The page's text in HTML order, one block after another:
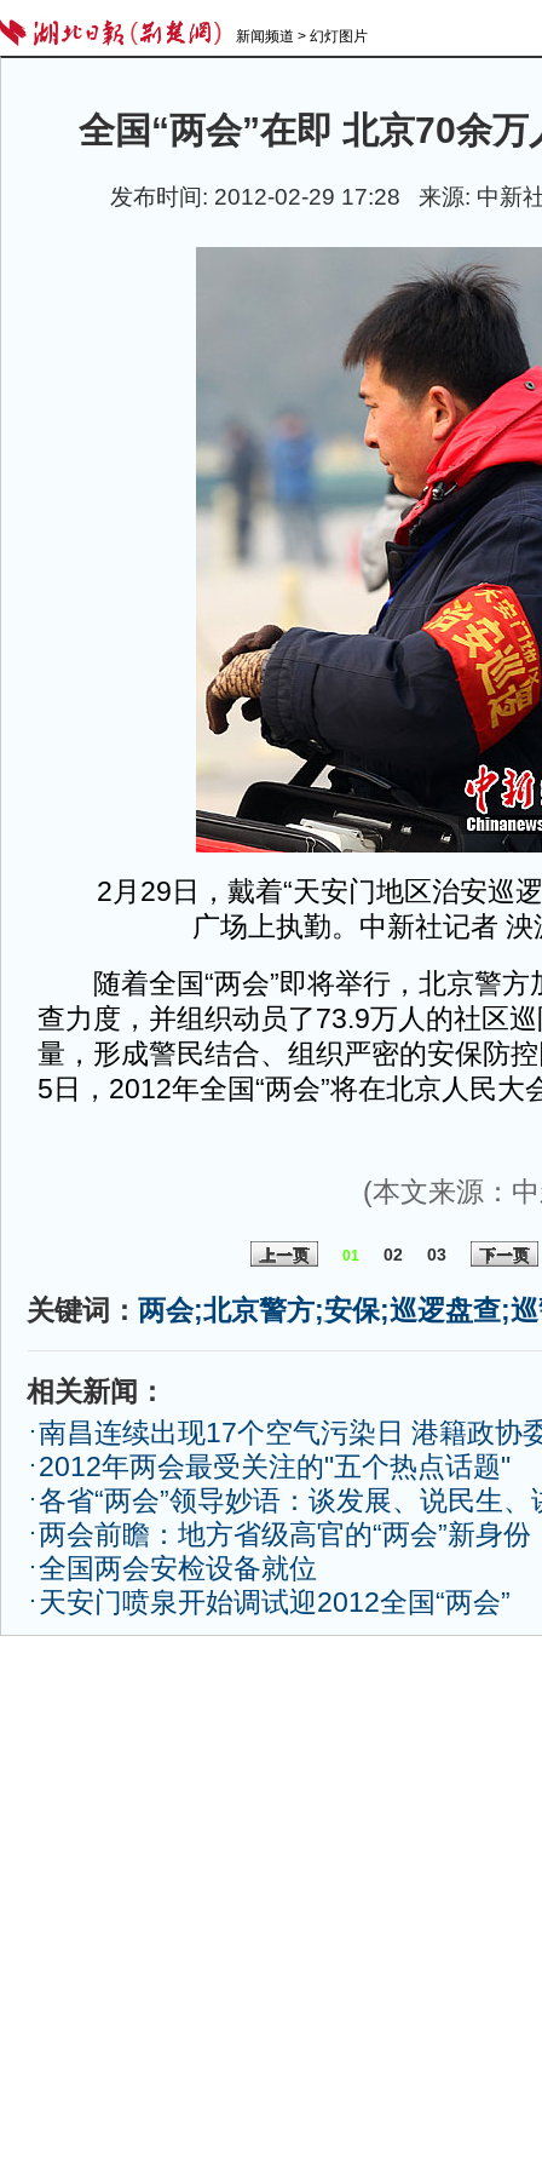
新闻频道 > 幻灯图片
全国“两会”在即 北京70余万
发布时间: 2012-02-29 17:28 来源: 中
2月29日，戴着“天安门地区治安巡逻
广场上执勤。中新社记者 泱
随着全国“两会”即将举行，北京警方
查力度，并组织动员了73.9万人的社区
量，形成警民结合、组织严密的安保防
5日，2012年全国“两会”将在北京人民大
(本文来源：
上一页 01 02 03 下一页
关键词：两会;北京警方;安保;巡逻盘查;
相关新闻：
南昌连续出现17个空气污染日 港籍政协
2012年两会最受关注的"五个热点话题"
各省“两会”领导妙语：谈发展、说民生、
两会前瞻：地方省级高官的“两会”新身份
全国两会安检设备就位
天安门喷泉开始调试迎2012全国“两会”